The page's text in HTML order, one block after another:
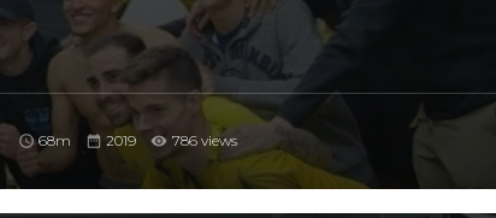
68m 2019 786 views